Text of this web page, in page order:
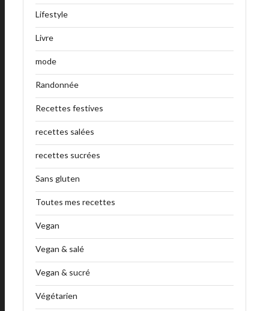
Lifestyle
Livre
mode
Randonnée
Recettes festives
recettes salées
recettes sucrées
Sans gluten
Toutes mes recettes
Vegan
Vegan & salé
Vegan & sucré
Végétarien